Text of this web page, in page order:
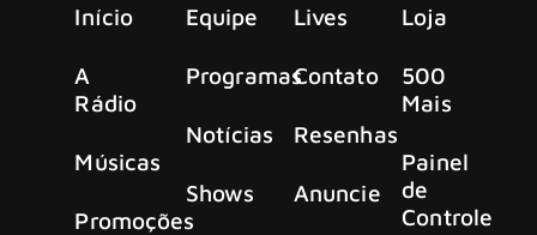
Início
A
Rádio
Músicas
Promoções
Equipe
Programas
Notícias
Shows
Lives
Contato
Resenhas
Anuncie
Loja
500
Mais
Painel
de
Controle